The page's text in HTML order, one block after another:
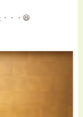
・・😆